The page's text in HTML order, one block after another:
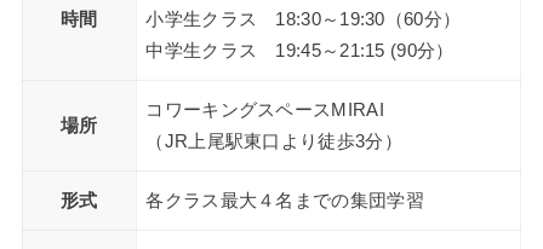
時間
小学生クラス 18:30～19:30（60分）
中学生クラス 19:45～21:15 (90分）
場所
コワーキングスペースMIRAI
（JR上尾駅東口より徒歩3分）
形式 各クラス最大４名までの集団学習